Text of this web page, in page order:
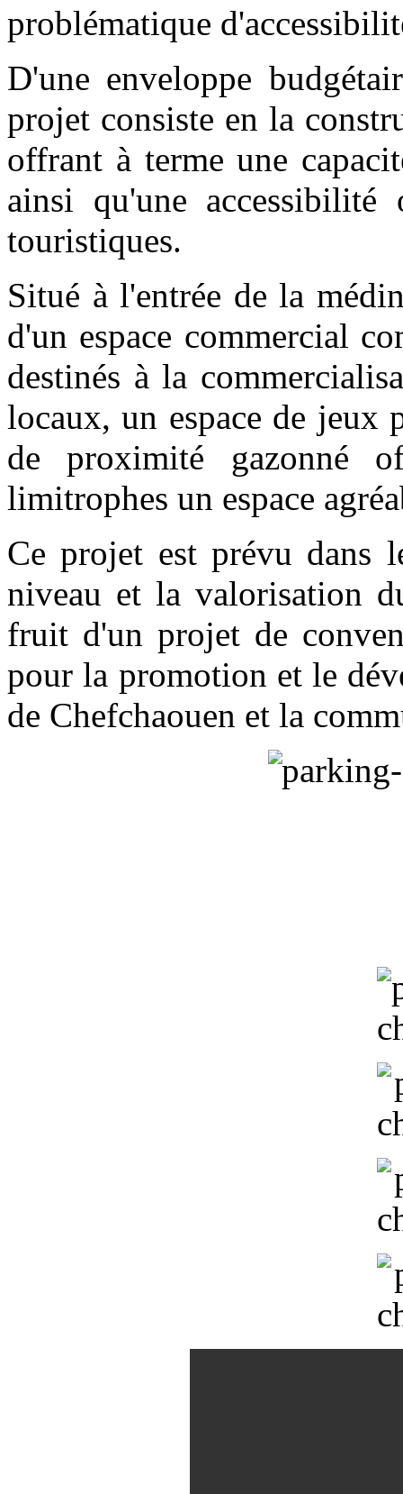
problématique
D'une enveloppe
projet consiste en la
offrant à terme une
ainsi qu'une accessibilité
touristiques.
Situé à l'entrée de la
d'un espace commercial
destinés à la
locaux, un espace de jeux
de proximité gazonné
limitrophes un espace
Ce projet est prévu dans
niveau et la valorisation
fruit d'un projet de
pour la promotion et le
de Chefchaouen et la